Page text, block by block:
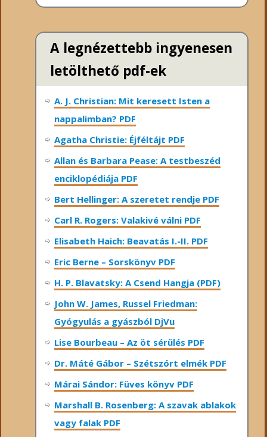
A legnézettebb ingyenesen
letölthető pdf-ek
A. J. Christian: Mit keresett Isten a
nappalimban? PDF
Agatha Christie: Éjféltájt PDF
Allan és Barbara Pease: A testbeszéd
enciklopédiája PDF
Bert Hellinger: A ​szeretet rendje PDF
Carl R. Rogers: Valakivé válni PDF
Elisabeth Haich: Beavatás I.-II. PDF
Eric Berne – Sorskönyv PDF
H. P. Blavatsky: A Csend Hangja (PDF)
John W. James, Russel Friedman:
Gyógyulás a gyászból DjVu
Lise Bourbeau – Az öt sérülés PDF
Dr. Máté Gábor – Szétszórt elmék PDF
Márai Sándor: Füves könyv PDF
Marshall B. Rosenberg: A szavak ablakok
vagy falak PDF